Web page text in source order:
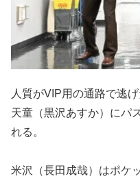
人質がVIP用の通路で逃
天童（黒沢あすか）にパ
れる。
米沢（長田成哉）はポケ